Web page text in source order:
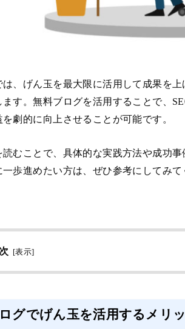
は、げん玉を最大限に活用して成果を
ます。無料ブログを活用することで、
劇的に向上させることが可能です。
読むことで、具体的な実践方法や成功
歩進めたい方は、ぜひ参考にしてみて
[表示]
グでげん玉を活用するメリ